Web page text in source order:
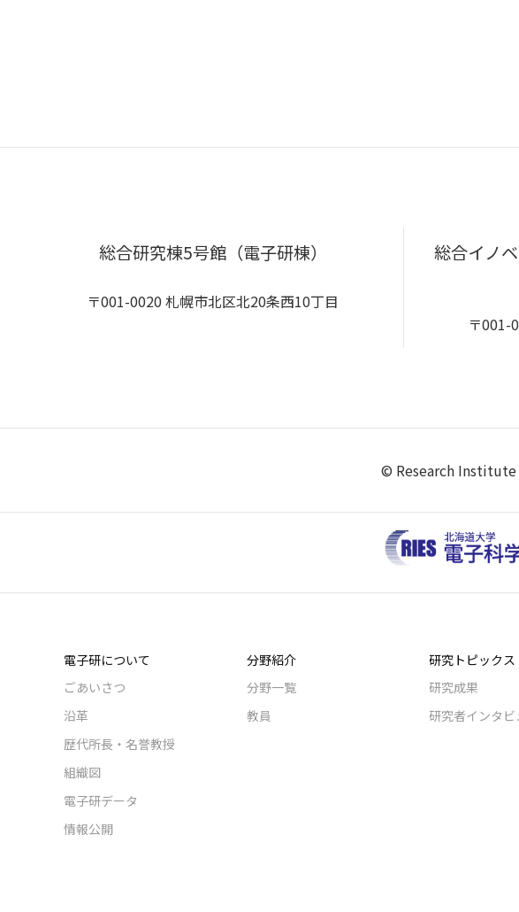
総合研究棟5号館（電子研棟）
〒001-0020 札幌市北区北20条西10丁目
総合イノ
〒001-
© Research
電子研について
ごあいさつ
沿革
歴代所長・名誉教授
組織図
電子研データ
情報公開
分野紹介
分野一覧
教員
研究トピックス
研究成果
研究者インタビ